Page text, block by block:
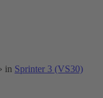
in Sprinter 3 (VS30)